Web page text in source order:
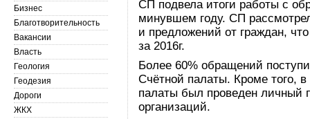
СП подвела итоги работы с
минувшем году. СП
и предложений от граждан,
за 2016г.
Более 60% обращений
Счётной палаты. Кроме того,
палаты был проведен личный
организаций.
Бизнес
Благотворительность
Вакансии
Власть
Геология
Геодезия
Дороги
ЖКХ